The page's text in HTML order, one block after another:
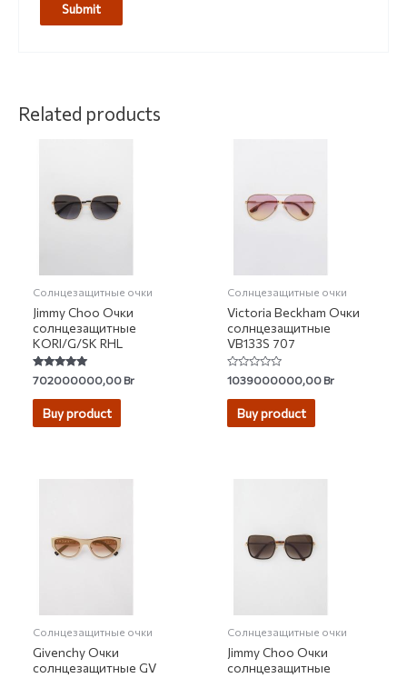
Related products
Солнцезащитные очки
Jimmy Choo Очки
солнцезащитные
KORI/G/SK RHL
Rated
5.00
out of 5
702000000,00Br
Buy product
Солнцезащитные очки
Victoria Beckham Очки
солнцезащитные
VB133S 707
Rated
0
out
1039000000,00Br
Buy product
Солнцезащитные очки
Givenchy Очки
солнцезащитные GV
Солнцезащитные очки
Jimmy Choo Очки
солнцезащитные